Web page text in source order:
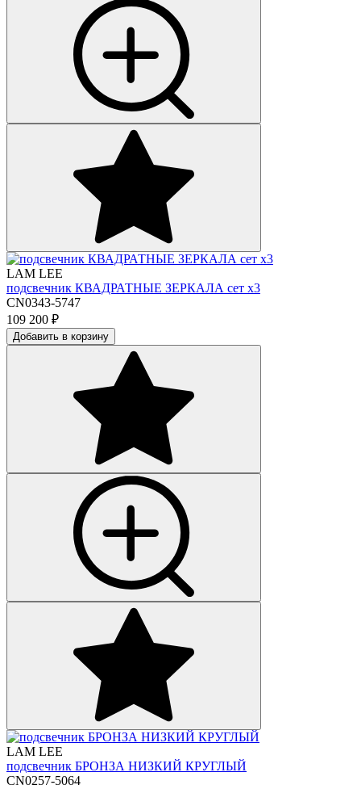
LAM LEE
подсвечник КВАДРАТНЫЕ ЗЕРКАЛА сет х3
CN0343-5747
109 200 ₽
Добавить в корзину
LAM LEE
подсвечник БРОНЗА НИЗКИЙ КРУГЛЫЙ
CN0257-5064